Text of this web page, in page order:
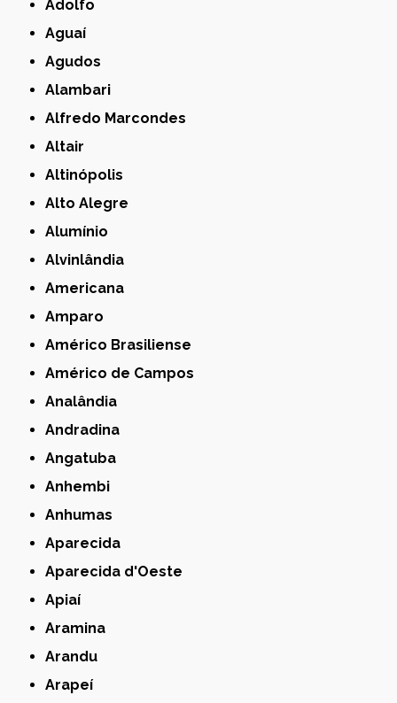
Adolfo
Aguaí
Agudos
Alambari
Alfredo Marcondes
Altair
Altinópolis
Alto Alegre
Alumínio
Alvinlândia
Americana
Amparo
Américo Brasiliense
Américo de Campos
Analândia
Andradina
Angatuba
Anhembi
Anhumas
Aparecida
Aparecida d'Oeste
Apiaí
Aramina
Arandu
Arapeí